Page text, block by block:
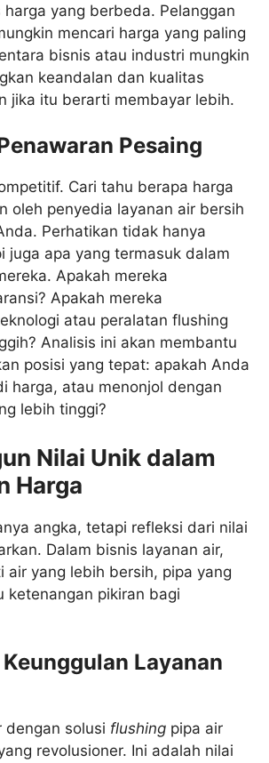
yang berbeda. Pelanggan
mencari harga yang paling
bisnis atau industri mungkin
keandalan dan kualitas
jika itu berarti membayar lebih.
Pesaing
Cari tahu berapa harga
oleh penyedia layanan air bersih
Perhatikan tidak hanya
juga apa yang termasuk dalam
Apakah mereka
Apakah mereka
atau peralatan flushing
Analisis ini akan membantu
posisi yang tepat: apakah Anda
harga, atau menonjol dengan
lebih tinggi?
Nilai Unik dalam
Harga
angka, tetapi refleksi dari nilai
Dalam bisnis layanan air,
air yang lebih bersih, pipa yang
ketenangan pikiran bagi
Layanan
dengan solusi flushing pipa air
revolusioner. Ini adalah nilai